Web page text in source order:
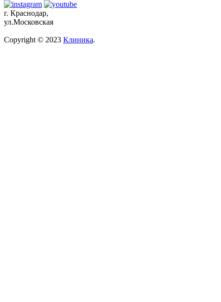
г. Краснодар,
ул.Московская
Copyright © 2023 Клиника.